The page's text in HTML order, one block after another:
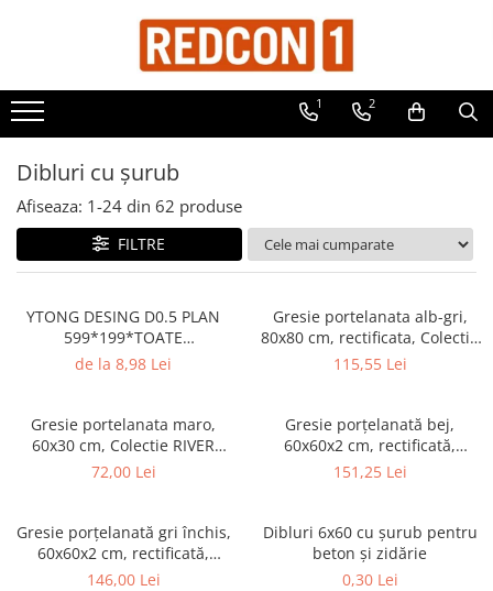
Toate Produsele
Materiale de constructii
Balast-nisip
Dibluri
Dibluri cu șurub
Echipamente de protectie
Grund pentru tencuiala decorativa
Placi gips carton
Sisteme Gips-Carton
Suruburi
Tencuiala decorativa
Accesorii pentru termosistem
Accesorii pentru vata
1 2
Dibluri cu șurub
Afiseaza: 1-24 din 62 produse
FILTRE
YTONG DESING D0.5 PLAN
599*199*TOATE
DIMENSIUNILE pret/buc
de la 8,98 Lei
Gresie portelanata alb-gri,
80x80 cm, rectificata, Colectia
BETONICO - 6485-0021
115,55 Lei
Gresie portelanata maro,
60x30 cm, Colectie RIVER
STONES, str. - 6060-0254
72,00 Lei
Gresie porțelanată bej,
60x60x2 cm, rectificată,
Colecție CASTONE - 6461-0315
151,25 Lei
Gresie porțelanată gri închis,
60x60x2 cm, rectificată,
Colecție CASTONE - 6461-0314
146,00 Lei
Dibluri 6x60 cu șurub pentru
beton și zidărie
0,30 Lei